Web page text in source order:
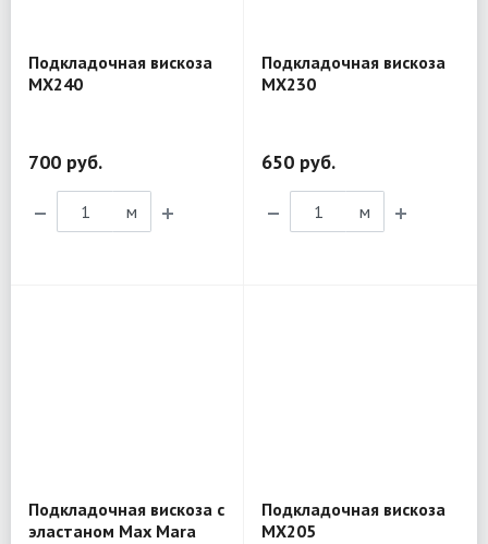
Подкладочная вискоза
MX240
700 руб.
м
Подкладочная вискоза
MX230
650 руб.
м
Подкладочная вискоза с
эластаном Max Mara
Подкладочная вискоза
MX205